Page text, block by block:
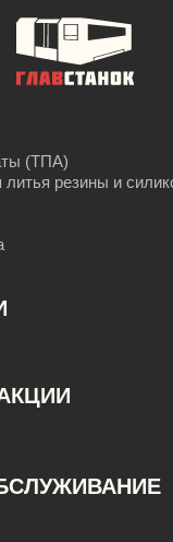
(ТПА)
резины и